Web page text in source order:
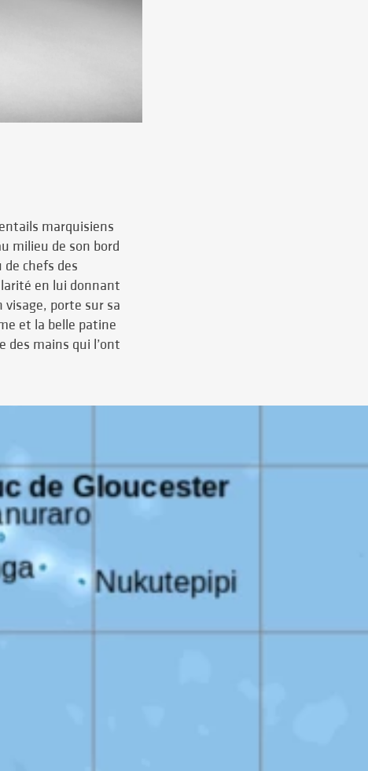
marquisiens
milieu de son bord
chefs des
en lui donnant
visage, porte sur sa
et la belle patine
des mains qui l’ont